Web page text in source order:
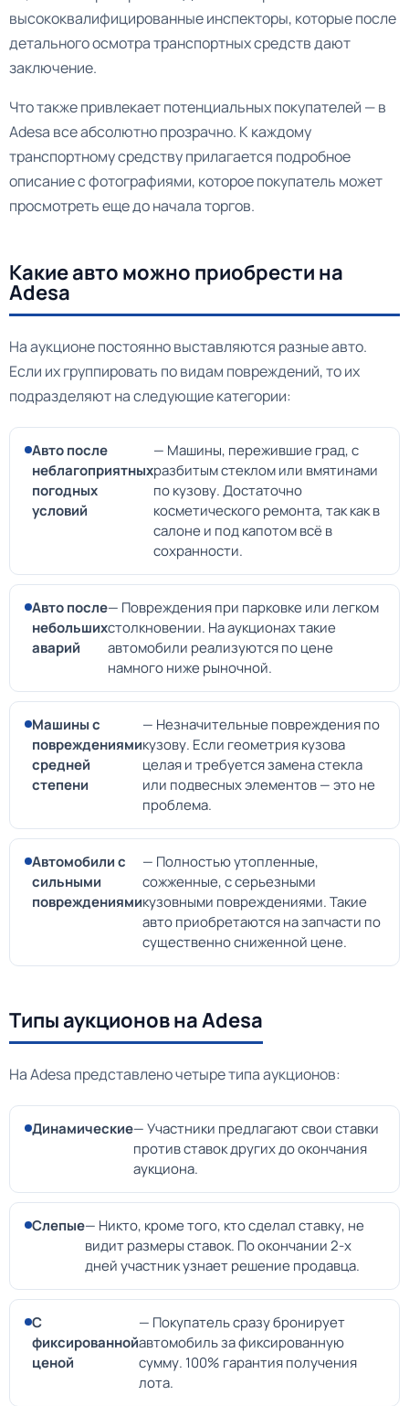
высококвалифицированные инспекторы, которые после
детального осмотра транспортных средств дают
заключение.
Что также привлекает потенциальных покупателей — в
Adesa все абсолютно прозрачно. К каждому
транспортному средству прилагается подробное
описание с фотографиями, которое покупатель может
просмотреть еще до начала торгов.
Какие авто можно приобрести на
Adesa
На аукционе постоянно выставляются разные авто.
Если их группировать по видам повреждений, то их
подразделяют на следующие категории:
Авто после
неблагоприятных
погодных
условий
— Машины, пережившие град, с
разбитым стеклом или вмятинами
по кузову. Достаточно
косметического ремонта, так как в
салоне и под капотом всё в
сохранности.
Авто после
небольших
аварий
— Повреждения при парковке или легком
столкновении. На аукционах такие
автомобили реализуются по цене
намного ниже рыночной.
Машины с
повреждениями
средней
степени
— Незначительные повреждения по
кузову. Если геометрия кузова
целая и требуется замена стекла
или подвесных элементов — это не
проблема.
Автомобили с
сильными
повреждениями
— Полностью утопленные,
сожженные, с серьезными
кузовными повреждениями. Такие
авто приобретаются на запчасти по
существенно сниженной цене.
Типы аукционов на Adesa
На Adesa представлено четыре типа аукционов:
Динамические— Участники предлагают свои ставки
против ставок других до окончания
аукциона.
Слепые— Никто, кроме того, кто сделал ставку, не
видит размеры ставок. По окончании 2-х
дней участник узнает решение продавца.
С
фиксированной
ценой
— Покупатель сразу бронирует
автомобиль за фиксированную
сумму. 100% гарантия получения
лота.